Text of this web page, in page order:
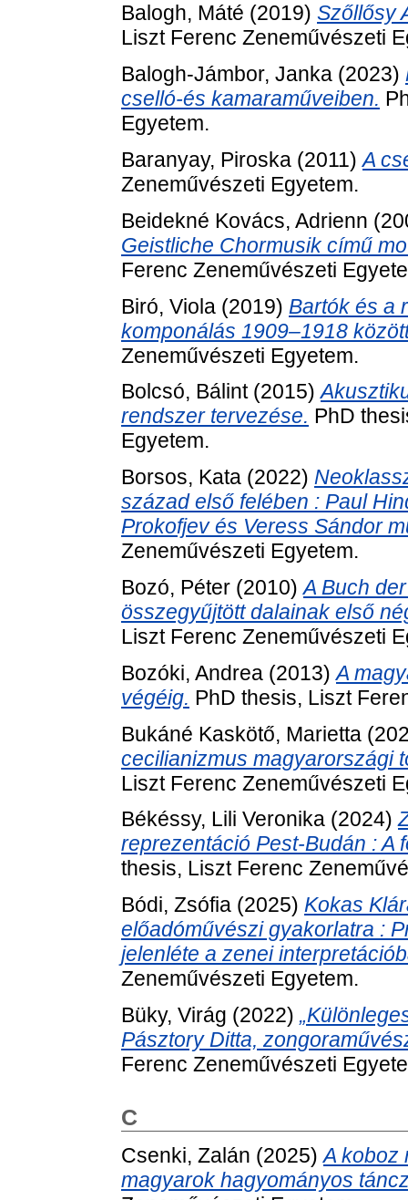
Balogh, Máté (2019) Szőllősy
Liszt Ferenc Zeneművészeti
Balogh-Jámbor, Janka (2023)
cselló-és kamaraműveiben.
Egyetem.
Baranyay, Piroska (2011)A
Zeneművészeti Egyetem.
Beidekné Kovács, Adrienn
Geistliche Chormusik című
Ferenc Zeneművészeti
Biró, Viola (2019) Bartók és a
komponálás 1909–1918
Zeneművészeti Egyetem.
Bolcsó, Bálint(2015)
rendszer tervezése. PhD
Egyetem.
Borsos, Kata (2022)
század első felében : Paul
Prokofjev és Veress Sándor
Zeneművészeti Egyetem.
Bozó, Péter (2010)A Buch
összegyűjtött dalainak első
Liszt Ferenc Zeneművészeti
Bozóki, Andrea (2013)A
végéig. PhD thesis, Liszt
Bukáné Kaskötő, Marietta
cecilianizmus magyarországi
Liszt Ferenc Zeneművészeti
Békéssy, Lili Veronika (2024)
reprezentáció Pest-Budán : A
thesis, Liszt Ferenc
Bódi, Zsófia (2025) Kokas
előadóművészi gyakorlatra :
jelenléte a zenei
Zeneművészeti Egyetem.
Büky, Virág (2022)
Pásztory Ditta,
Ferenc Zeneművészeti
C
Csenki, Zalán (2025)A koboz
magyarok hagyományos